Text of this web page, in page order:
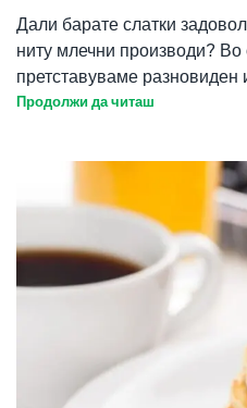
Дали барате слатки
ниту млечни производи? Во
претставуваме разновиден
Продолжи да читаш